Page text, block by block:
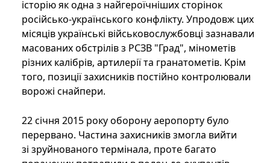
історію як одна з найгероїчніших сторінок
російсько-українського конфлікту. Упродовж цих
місяців українські військовослужбовці зазнавали
масованих обстрілів з РСЗВ "Град", мінометів
різних калібрів, артилерії та гранатометів. Крім
того, позиції захисників постійно контролювали
ворожі снайпери.
22 січня 2015 року оборону аеропорту було
перервано. Частина захисників змогла вийти
зі зруйнованого термінала, проте багато